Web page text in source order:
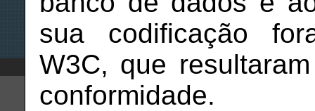
sua codificação
W3C, que
conformidade.